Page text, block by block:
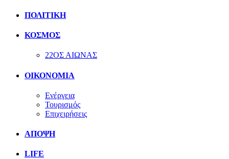
ΠΟΛΙΤΙΚΗ
ΚΟΣΜΟΣ
22ΟΣ ΑΙΩΝΑΣ
ΟΙΚΟΝΟΜΙΑ
Ενέργεια
Τουρισμός
Επιχειρήσεις
ΑΠΟΨΗ
LIFE